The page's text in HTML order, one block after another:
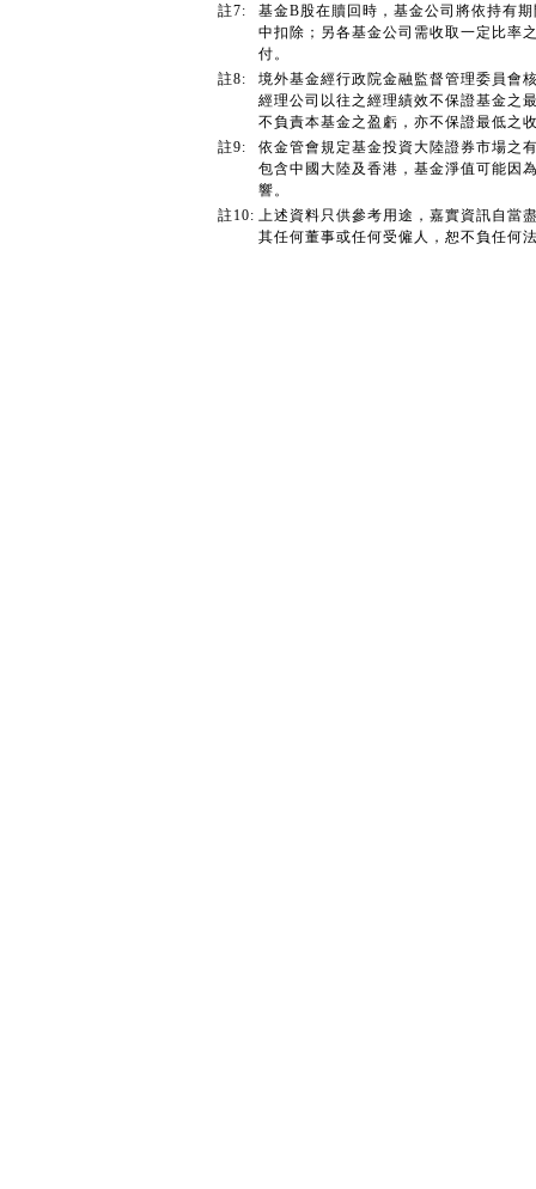
註7:
基金B股在贖回時，基金公司將依持有
中扣除；另各基金公司需收取一定比率
付。
註8:
境外基金經行政院金融監督管理委員會
經理公司以往之經理績效不保證基金之
不負責本基金之盈虧，亦不保證最低之
註9:
依金管會規定基金投資大陸證券市場之
包含中國大陸及香港，基金淨值可能因
響。
註10: 上述資料只供參考用途，嘉實資訊自當
其任何董事或任何受僱人，恕不負任何